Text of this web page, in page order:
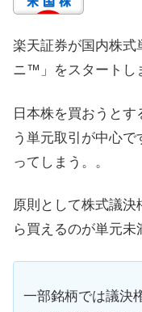
楽天証券が国内株式
ニ™」をスタートし
日本株を買おうと
う単元取引が中心
ってしまう。。
原則として株式議
ら買えるのが単元未
一部銘柄では議決